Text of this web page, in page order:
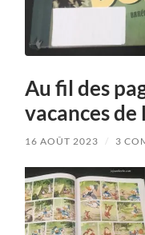
Au fil des
vacances de
16 AOÛT 2023 / 3